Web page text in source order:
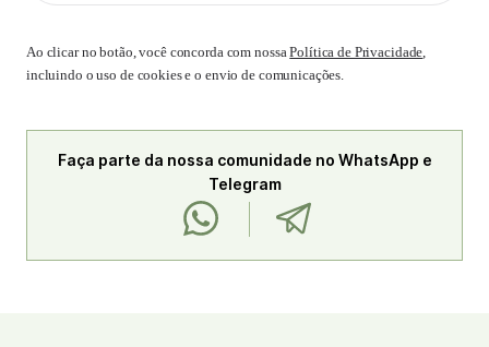
Ao clicar no botão, você concorda com nossaPolítica de Privacidade,
incluindo o uso de cookies e o envio de comunicações.
Faça parte da nossa comunidade no WhatsApp e
Telegram